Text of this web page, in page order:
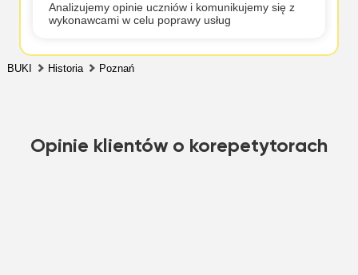
Analizujemy opinie uczniów i komunikujemy się z
wykonawcami w celu poprawy usług
BUKI Historia Poznań
Opinie klientów o korepetytorach